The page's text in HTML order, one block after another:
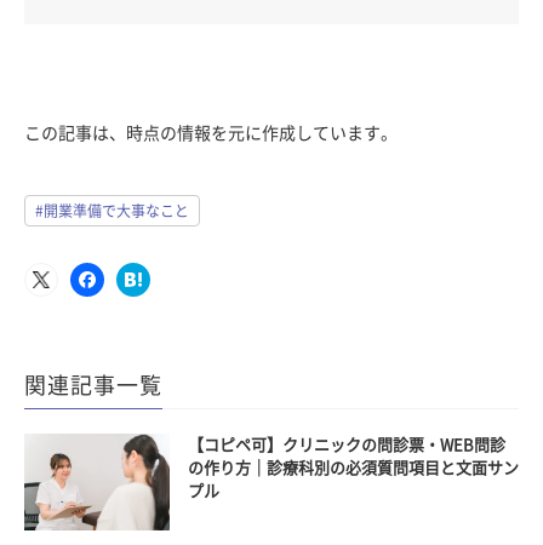
この記事は、時点の情報を元に作成しています。
#開業準備で大事なこと
関連記事一覧
【コピペ可】クリニックの問診票・WEB問診
の作り方｜診療科別の必須質問項目と文面サン
プル